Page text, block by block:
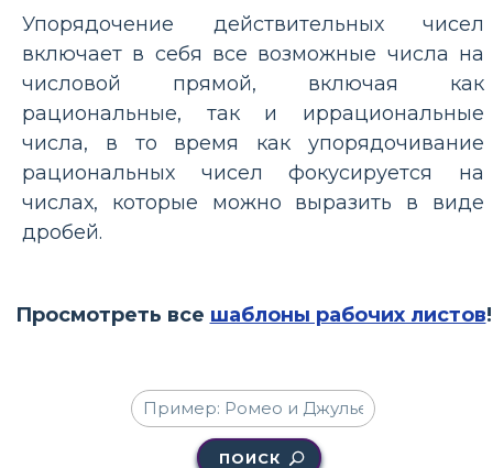
Упорядочение действительных чисел
включает в себя все возможные числа на
числовой прямой, включая как
рациональные, так и иррациональные
числа, в то время как упорядочивание
рациональных чисел фокусируется на
числах, которые можно выразить в виде
дробей.
Просмотреть все шаблоны рабочих листов!
ПОИСК